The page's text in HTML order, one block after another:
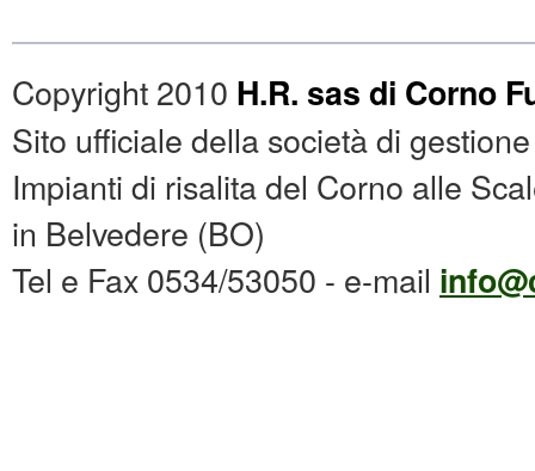
Copyright 2010 H.R. sas di Corno
Sito ufficiale della società di
Impianti di risalita del Corno alle
in Belvedere (BO)
Tel e Fax 0534/53050 - e-mail